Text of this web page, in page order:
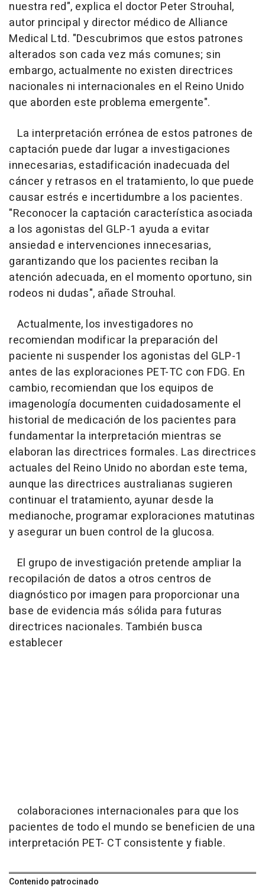
nuestra red", explica el doctor Peter Strouhal,
autor principal y director médico de Alliance
Medical Ltd. "Descubrimos que estos patrones
alterados son cada vez más comunes; sin
embargo, actualmente no existen directrices
nacionales ni internacionales en el Reino Unido
que aborden este problema emergente".
La interpretación errónea de estos patrones de
captación puede dar lugar a investigaciones
innecesarias, estadificación inadecuada del
cáncer y retrasos en el tratamiento, lo que puede
causar estrés e incertidumbre a los pacientes.
"Reconocer la captación característica asociada
a los agonistas del GLP-1 ayuda a evitar
ansiedad e intervenciones innecesarias,
garantizando que los pacientes reciban la
atención adecuada, en el momento oportuno, sin
rodeos ni dudas", añade Strouhal.
Actualmente, los investigadores no
recomiendan modificar la preparación del
paciente ni suspender los agonistas del GLP-1
antes de las exploraciones PET-TC con FDG. En
cambio, recomiendan que los equipos de
imagenología documenten cuidadosamente el
historial de medicación de los pacientes para
fundamentar la interpretación mientras se
elaboran las directrices formales. Las directrices
actuales del Reino Unido no abordan este tema,
aunque las directrices australianas sugieren
continuar el tratamiento, ayunar desde la
medianoche, programar exploraciones matutinas
y asegurar un buen control de la glucosa.
El grupo de investigación pretende ampliar la
recopilación de datos a otros centros de
diagnóstico por imagen para proporcionar una
base de evidencia más sólida para futuras
directrices nacionales. También busca
establecer
colaboraciones internacionales para que los
pacientes de todo el mundo se beneficien de una
interpretación PET- CT consistente y fiable.
Contenido patrocinado